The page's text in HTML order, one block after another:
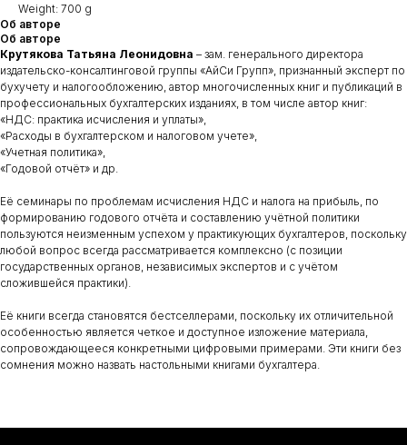
Weight: 700 g
Об авторе
Об авторе
Крутякова Татьяна Леонидовна – зам. генерального директора
издательско-консалтинговой группы «АйСи Групп», признанный эксперт по
бухучету и налогообложению, автор многочисленных книг и публикаций в
профессиональных бухгалтерских изданиях, в том числе автор книг:
«НДС: практика исчисления и уплаты»,
«Расходы в бухгалтерском и налоговом учете»,
«Учетная политика»,
«Годовой отчёт» и др.
Её семинары по проблемам исчисления НДС и налога на прибыль, по
формированию годового отчёта и составлению учётной политики
пользуются неизменным успехом у практикующих бухгалтеров, поскольку
любой вопрос всегда рассматривается комплексно (с позиции
государственных органов, независимых экспертов и с учётом
сложившейся практики).
Её книги всегда становятся бестселлерами, поскольку их отличительной
особенностью является четкое и доступное изложение материала,
сопровождающееся конкретными цифровыми примерами. Эти книги без
сомнения можно назвать настольными книгами бухгалтера.